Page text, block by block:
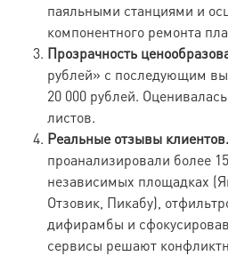
паяльными станциями и
компонентного ремонта
Прозрачность
рублей» с последующим
20 000 рублей.
листов.
Реальные отзывы клиентов.
проанализировали более
независимых площадках
Отзовик, Пикабу),
дифирамбы и
сервисы решают